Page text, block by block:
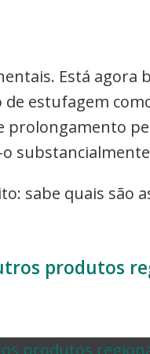
Está agora
estufagem
sabe quais são
produtos
produtos